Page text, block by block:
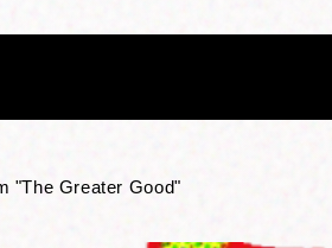
"The Greater Good"